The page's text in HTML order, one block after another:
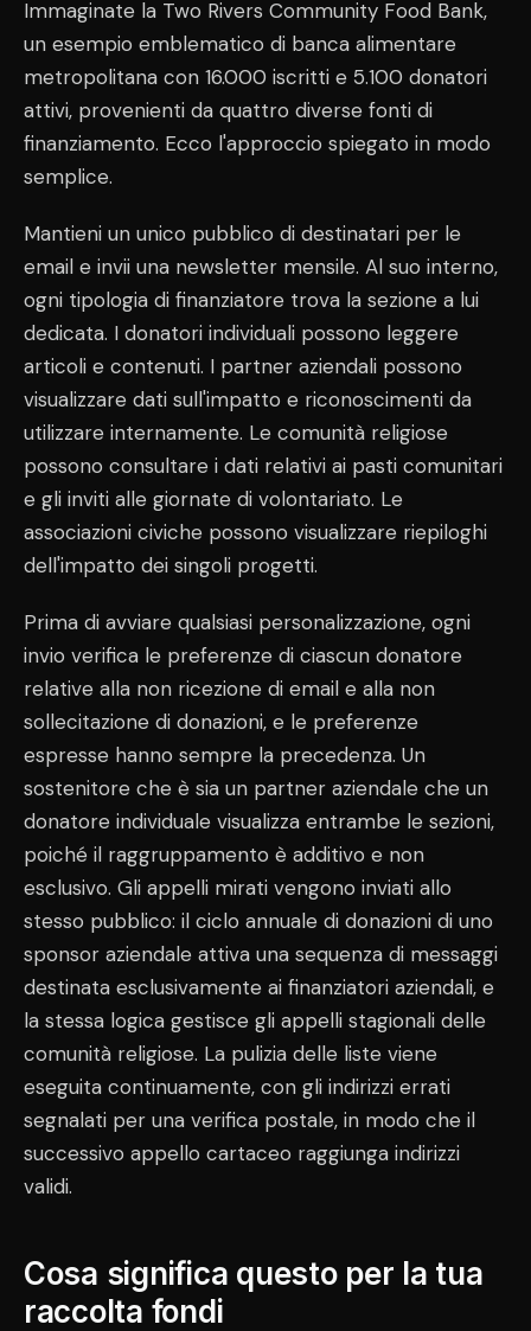
Immaginate la Two Rivers Community Food Bank,
un esempio emblematico di banca alimentare
metropolitana con 16.000 iscritti e 5.100 donatori
attivi, provenienti da quattro diverse fonti di
finanziamento. Ecco l'approccio spiegato in modo
semplice.
Mantieni un unico pubblico di destinatari per le
email e invii una newsletter mensile. Al suo interno,
ogni tipologia di finanziatore trova la sezione a lui
dedicata. I donatori individuali possono leggere
articoli e contenuti. I partner aziendali possono
visualizzare dati sull'impatto e riconoscimenti da
utilizzare internamente. Le comunità religiose
possono consultare i dati relativi ai pasti comunitari
e gli inviti alle giornate di volontariato. Le
associazioni civiche possono visualizzare riepiloghi
dell'impatto dei singoli progetti.
Prima di avviare qualsiasi personalizzazione, ogni
invio verifica le preferenze di ciascun donatore
relative alla non ricezione di email e alla non
sollecitazione di donazioni, e le preferenze
espresse hanno sempre la precedenza. Un
sostenitore che è sia un partner aziendale che un
donatore individuale visualizza entrambe le sezioni,
poiché il raggruppamento è additivo e non
esclusivo. Gli appelli mirati vengono inviati allo
stesso pubblico: il ciclo annuale di donazioni di uno
sponsor aziendale attiva una sequenza di messaggi
destinata esclusivamente ai finanziatori aziendali, e
la stessa logica gestisce gli appelli stagionali delle
comunità religiose. La pulizia delle liste viene
eseguita continuamente, con gli indirizzi errati
segnalati per una verifica postale, in modo che il
successivo appello cartaceo raggiunga indirizzi
validi.
Cosa significa questo per la tua
raccolta fondi